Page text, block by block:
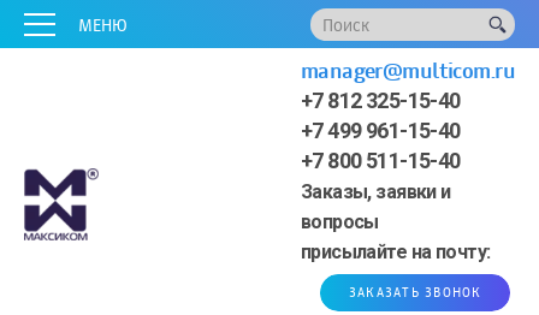
МЕНЮ
+7 812 325-15-40
+7 499 961-15-40
+7 800 511-15-40
Заказы, заявки и
вопросы
присылайте на почту:
manager@multicom.ru
ЗАКАЗАТЬ ЗВОНОК
xxxxx